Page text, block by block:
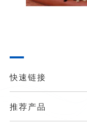
快速链接
推荐产品